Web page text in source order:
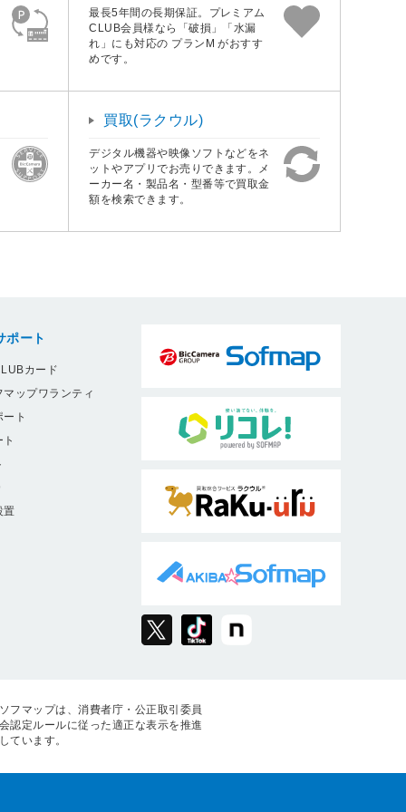
最長5年間の長期保証。プレミアム
CLUB会員様なら「破損」「水漏
れ」にも対応の プランM がおすす
めです。
買取(ラクウル)
デジタル機器や映像ソフトなどをネ
ットやアプリでお売りできます。メ
ーカー名・製品名・型番等で買取金
額を検索できます。
ポート
カード
ップワランティ
ト
置
ソフマップは、消費者庁・公正取引委員
会認定ルールに従った適正な表示を推進
しています。